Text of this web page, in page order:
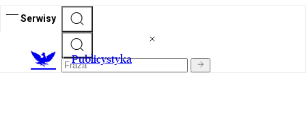
Serwisy
Publicystyka